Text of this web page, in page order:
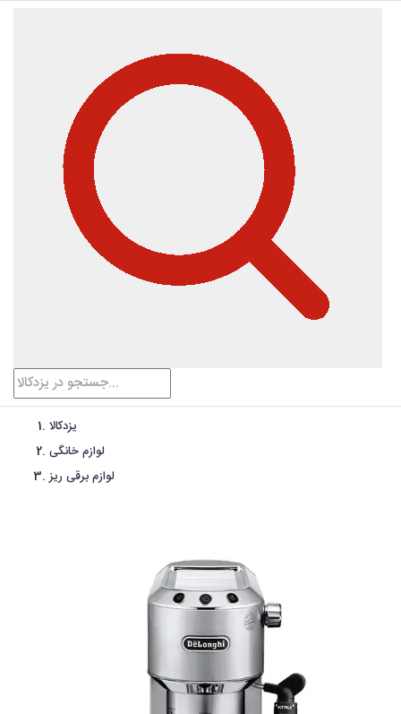
یزدکالا
لوازم خانگی
لوازم برقی ریز